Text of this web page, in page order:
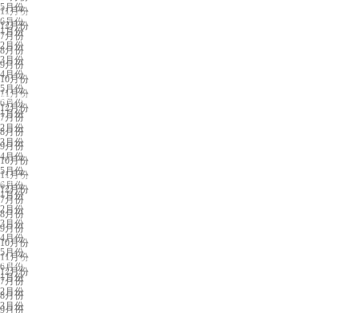
11月份
12月份
5月份
6月份
7月份
8月份
9月份
10月份
11月份
12月份
义乌展会排期
1月份
2月份
3月份
4月份
5月份
6月份
7月份
8月份
9月份
10月份
11月份
12月份
苏州展会排期
1月份
2月份
3月份
4月份
5月份
6月份
7月份
8月份
9月份
10月份
11月份
12月份
济南展会排期
1月份
2月份
3月份
4月份
5月份
6月份
7月份
8月份
9月份
中山展会排期
1月份
2月份
3月份